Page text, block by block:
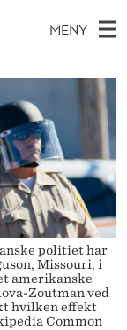
MENY
politiet har
Missouri, i
amerikanske
Zoutman ved
hvilken effekt
Common